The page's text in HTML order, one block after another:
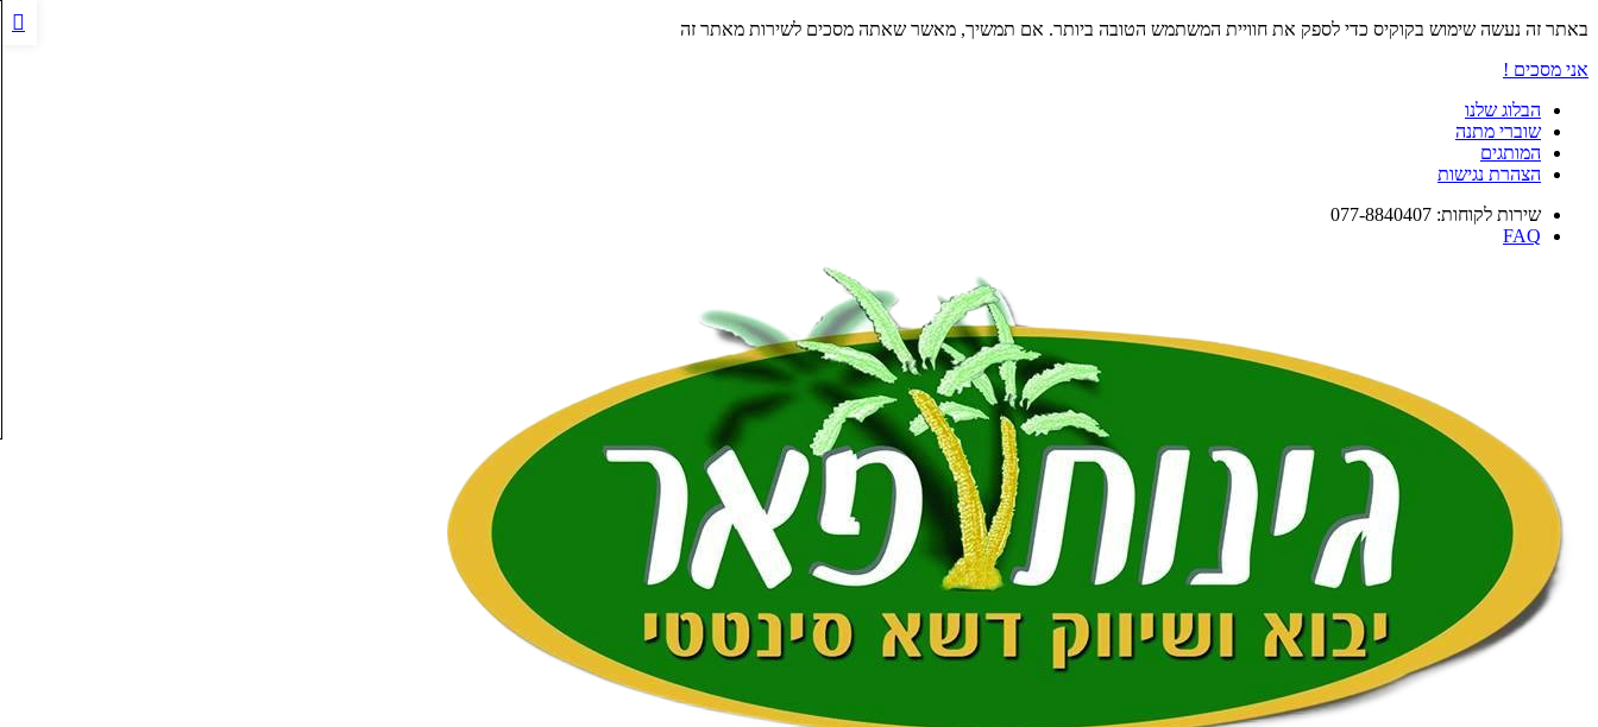
באתר זה נעשה שימוש בקוקיס כדי לספק את חוויית המשתמש הטובה ביותר. אם תמשיך, מאשר שאתה מסכים לשירות מאתר זה
אני מסכים !
הבלוג שלנו
שוברי מתנה
המותגים
הצהרת נגישות
שירות לקוחות: 077-8840407
FAQ